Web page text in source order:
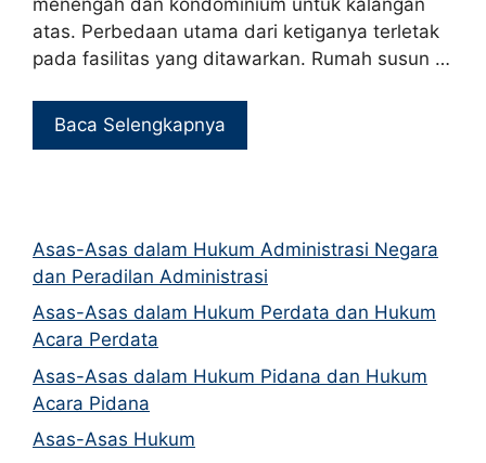
menengah dan kondominium untuk kalangan
atas. Perbedaan utama dari ketiganya terletak
pada fasilitas yang ditawarkan. Rumah susun …
Baca Selengkapnya
Asas-Asas dalam Hukum Administrasi Negara
dan Peradilan Administrasi
Asas-Asas dalam Hukum Perdata dan Hukum
Acara Perdata
Asas-Asas dalam Hukum Pidana dan Hukum
Acara Pidana
Asas-Asas Hukum